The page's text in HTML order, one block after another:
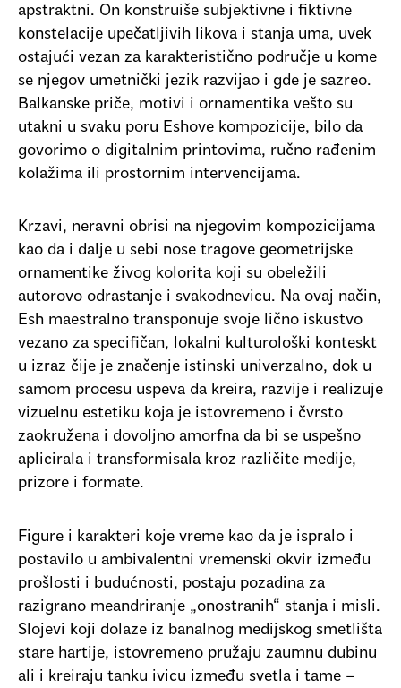
apstraktni. On konstruiše subjektivne i fiktivne
konstelacije upečatljivih likova i stanja uma, uvek
ostajući vezan za karakteristično područje u kome
se njegov umetnički jezik razvijao i gde je sazreo.
Balkanske priče, motivi i ornamentika vešto su
utakni u svaku poru Eshove kompozicije, bilo da
govorimo o digitalnim printovima, ručno rađenim
kolažima ili prostornim intervencijama.
Krzavi, neravni obrisi na njegovim kompozicijama
kao da i dalje u sebi nose tragove geometrijske
ornamentike živog kolorita koji su obeležili
autorovo odrastanje i svakodnevicu. Na ovaj način,
Esh maestralno transponuje svoje lično iskustvo
vezano za specifičan, lokalni kulturološki konteskt
u izraz čije je značenje istinski univerzalno, dok u
samom procesu uspeva da kreira, razvije i realizuje
vizuelnu estetiku koja je istovremeno i čvrsto
zaokružena i dovoljno amorfna da bi se uspešno
aplicirala i transformisala kroz različite medije,
prizore i formate.
Figure i karakteri koje vreme kao da je ispralo i
postavilo u ambivalentni vremenski okvir između
prošlosti i budućnosti, postaju pozadina za
razigrano meandriranje „onostranih“ stanja i misli.
Slojevi koji dolaze iz banalnog medijskog smetlišta
stare hartije, istovremeno pružaju zaumnu dubinu
ali i kreiraju tanku ivicu između svetla i tame –